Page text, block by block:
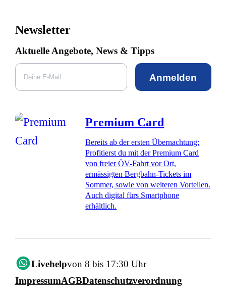
Newsletter
Aktuelle Angebote, News & Tipps
Anmelden
Premium Card
Bereits ab der ersten Übernachtung:
Profitierst du mit der Premium Card
von freier ÖV-Fahrt vor Ort,
ermässigten Bergbahn-Tickets im
Sommer, sowie von weiteren Vorteilen.
Auch digital fürs Smartphone
erhältlich.
Livehelpvon 8 bis 17:30 Uhr
ImpressumAGBDatenschutzverordnung